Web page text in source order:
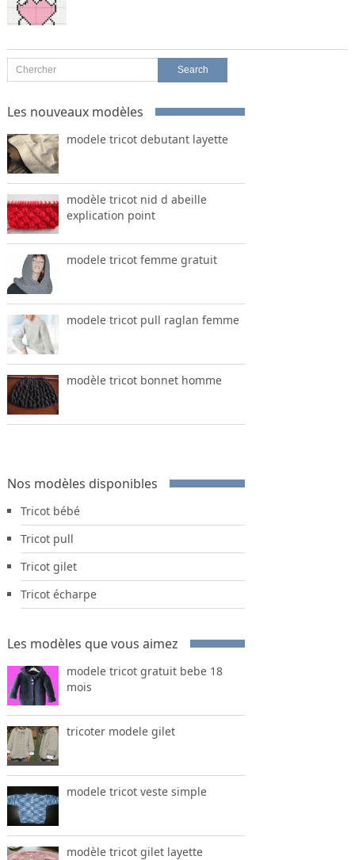
Les nouveaux modèles
modele tricot debutant layette
modèle tricot nid d abeille
explication point
modele tricot femme gratuit
modele tricot pull raglan femme
modèle tricot bonnet homme
Nos modèles disponibles
Tricot bébé
Tricot pull
Tricot gilet
Tricot écharpe
Les modèles que vous aimez
modele tricot gratuit bebe 18
mois
tricoter modele gilet
modele tricot veste simple
modèle tricot gilet layette